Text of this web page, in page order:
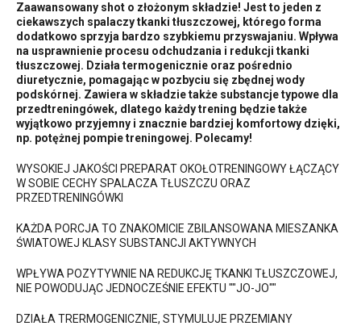
Zaawansowany shot o złożonym składzie! Jest to jeden z
ciekawszych spalaczy tkanki tłuszczowej, którego forma
dodatkowo sprzyja bardzo szybkiemu przyswajaniu. Wpływa
na usprawnienie procesu odchudzania i redukcji tkanki
tłuszczowej. Działa termogenicznie oraz pośrednio
diuretycznie, pomagając w pozbyciu się zbędnej wody
podskórnej. Zawiera w składzie także substancje typowe dla
przedtreningówek, dlatego każdy trening będzie także
wyjątkowo przyjemny i znacznie bardziej komfortowy dzięki,
np. potężnej pompie treningowej. Polecamy!
WYSOKIEJ JAKOŚCI PREPARAT OKOŁOTRENINGOWY ŁĄCZĄCY
W SOBIE CECHY SPALACZA TŁUSZCZU ORAZ
PRZEDTRENINGÓWKI
KAŻDA PORCJA TO ZNAKOMICIE ZBILANSOWANA MIESZANKA
ŚWIATOWEJ KLASY SUBSTANCJI AKTYWNYCH
WPŁYWA POZYTYWNIE NA REDUKCJĘ TKANKI TŁUSZCZOWEJ,
NIE POWODUJĄC JEDNOCZEŚNIE EFEKTU ""JO-JO""
DZIAŁA TRERMOGENICZNIE, STYMULUJE PRZEMIANY